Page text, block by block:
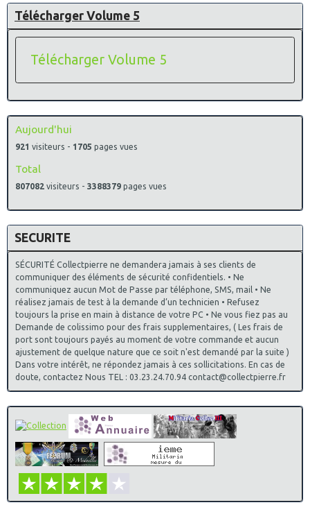
Télécharger Volume 5
Télécharger Volume 5
Aujourd'hui
921 visiteurs - 1705 pages vues
Total
807082 visiteurs - 3388379 pages vues
SECURITE
SÉCURITÉ Collectpierre ne demandera jamais à ses clients de
communiquer des éléments de sécurité confidentiels. • Ne
communiquez aucun Mot de Passe par téléphone, SMS, mail • Ne
réalisez jamais de test à la demande d’un technicien • Refusez
toujours la prise en main à distance de votre PC • Ne vous fiez pas au
Demande de colissimo pour des frais supplementaires, ( Les frais de
port sont toujours payés au moment de votre commande et aucun
ajustement de quelque nature que ce soit n'est demandé par la suite )
Dans votre intérêt, ne répondez jamais à ces sollicitations. En cas de
doute, contactez Nous TEL : 03.23.24.70.94 contact@collectpierre.fr